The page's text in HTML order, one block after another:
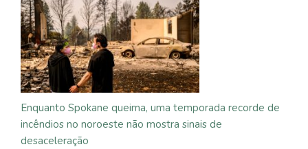
Enquanto Spokane queima, uma temporada recorde de
incêndios no noroeste não mostra sinais de
desaceleração